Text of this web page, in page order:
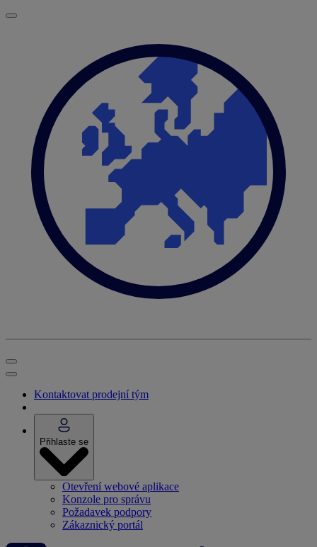
Kontaktovat prodejní tým
Přihlaste se
Otevření webové aplikace
Konzole pro správu
Požadavek podpory
Zákaznický portál